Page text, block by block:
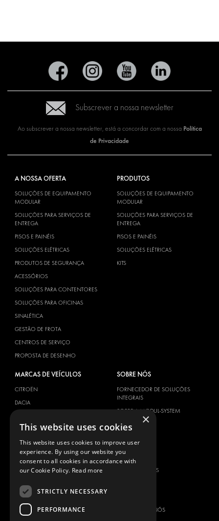
Subscrever a nossa newsletter
Ao subscrever a nossa newsletter, está a concordar com a nossa Política
de Privacidade
A NOSSA OFERTA
SOLUÇÕES DE EQUIPAMENTO
MODULAR
SOLUÇÕES PARA SERVIÇOS DE
ENTREGA
PISOS E PAINÉIS
SOLUÇÕES ELÉTRICAS
PRODUTOS DE SEGURANÇA
ACESSÓRIOS
SOLUÇÕES PARA CONTENTORES
SOLUÇÕES PARA OFICINAS
SINALÉTICA
GESTÃO DE FROTA
CENTROS DE SERVIÇO
PROPOSTA DE DESENHO
PRODUTOS
SOLUÇÕES DE EQUIPAMENTO
MODULAR
SOLUÇÕES PARA SERVIÇOS DE
ENTREGA
PISOS E PAINÉIS
SOLUÇÕES ELÉTRICAS
KITS
MARCAS DE VEÍCULOS
CITROËN
DACIA
FORD
HYUNDAI
IVECO
MAN
MERCEDES
NISSAN
SOBRE NÓS
FORNECEDOR DE SOLUÇÕES
INTEGRAIS
SOBRE A MODUL-SYSTEM
DOWNLOADS
CONTACTOS
CONTACTE-NOS
ASSOCIE-SE A NÓS
×
This website uses cookies
This website uses cookies to improve user
experience. By using our website you
consent to all cookies in accordance with
our Cookie Policy. Read more
STRICTLY NECESSARY
PERFORMANCE